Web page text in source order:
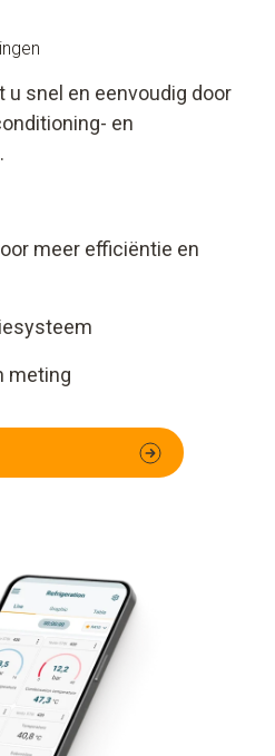
u snel en eenvoudig door
en
meer efficiëntie en
meting